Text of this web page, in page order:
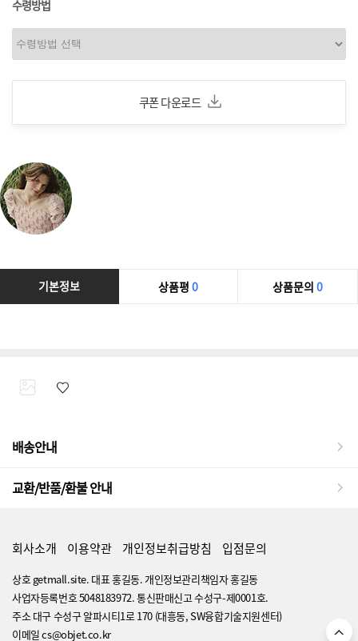
수령방법
쿠폰 다운로드
기본정보 상품평 0 상품문의 0
배송안내
교환/반품/환불 안내
회사소개 이용약관 개인정보취급방침 입점문의
상호 getmall.site. 대표 홍길동. 개인정보관리책임자 홍길동
사업자등록번호 5048183972. 통신판매신고 수성구-제0001호.
주소 대구 수성구 알파시티1로 170 (대흥동, SW융합기술지원센터)
이메일 cs@objet.co.kr